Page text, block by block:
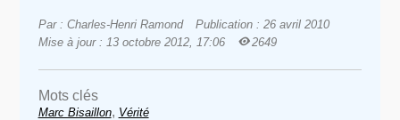
Par : Charles-Henri Ramond
Publication : 26 avril 2010
Mise à jour : 13 octobre 2012, 17:06
2649
Mots clés
Marc Bisaillon, Vérité